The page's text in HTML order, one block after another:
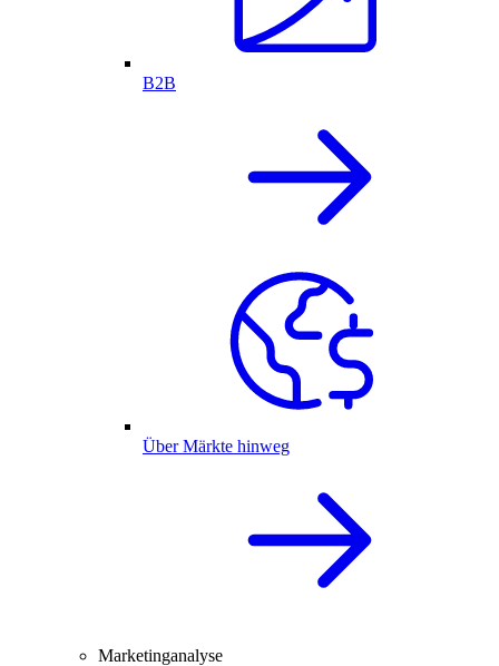
B2B
Über Märkte hinweg
Marketinganalyse